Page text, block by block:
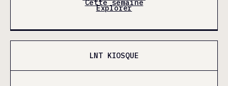
Cette semaine
Explorer
LNT KIOSQUE